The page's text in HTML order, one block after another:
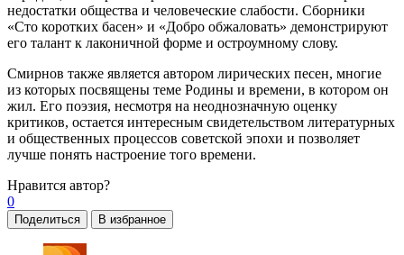
недостатки общества и человеческие слабости. Сборники
«Сто коротких басен» и «Добро обжаловать» демонстрируют
его талант к лаконичной форме и остроумному слову.
Смирнов также является автором лирических песен, многие
из которых посвящены теме Родины и времени, в котором он
жил. Его поэзия, несмотря на неоднозначную оценку
критиков, остается интересным свидетельством литературных
и общественных процессов советской эпохи и позволяет
лучше понять настроение того времени.
Нравится автор?
0
Поделиться В избранное